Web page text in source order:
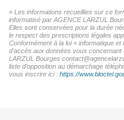
« Les informations recueillies sur ce
informatisé par AGENCE LARZUL
Elles sont conservées pour la durée
le respect des prescriptions légales
Conformément à la loi « informatique
d'accès aux données vous
LARZUL Bourges
liste d'opposition au démarchage
vous inscrire ici : https://